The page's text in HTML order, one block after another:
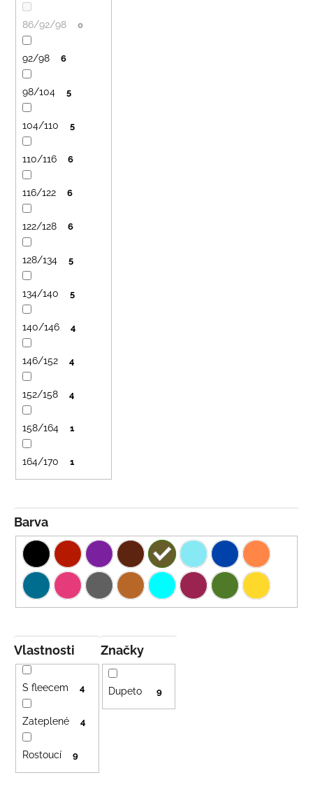
Značky
Dupeto 9
Barva
86/92/98 0
92/98 6
98/104 5
104/110 5
110/116 6
116/122 6
122/128 6
128/134 5
134/140 5
140/146 4
146/152 4
152/158 4
158/164 1
164/170 1
Vlastnosti
S fleecem 4
Zateplené 4
Rostoucí 9
UV
30
395
Kč